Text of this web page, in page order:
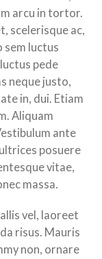
arcu in tortor.
scelerisque ac,
sem luctus
pede
neque justo,
in, dui. Etiam
Aliquam
ante
posuere
vitae,
massa.
vel, laoreet
risus. Mauris
non, ornare